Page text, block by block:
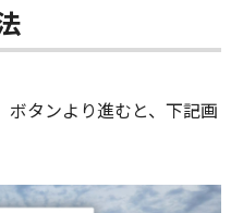
ボタンより進むと、下記画